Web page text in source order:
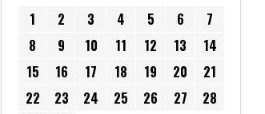
1 2 3 4 5 6
7
8
9 10 11 12 13
14
15
16 17 18 19 20
21
22
23 24 25 26 27
28